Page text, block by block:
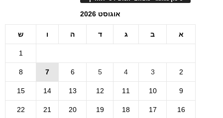
אוגוסט 2026
א ב ג ד ה ו ש
1
2
3
4
5
6
7
8
9
10
11
12
13
14
15
16
17
18
19
20
21
22